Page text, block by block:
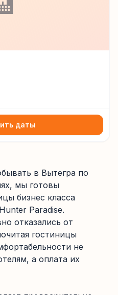
даты
в Вытегра по
мы готовы
бизнес класса
Paradise.
отказались от
гостиницы
не
а оплата их